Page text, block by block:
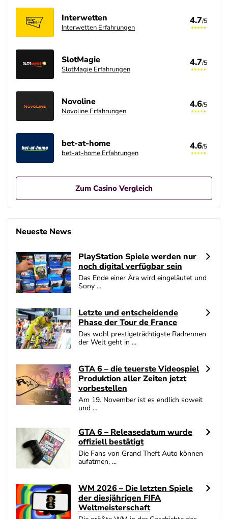
Interwetten
Interwetten Erfahrungen
4.7/5
SlotMagie
SlotMagie Erfahrungen
4.7/5
Novoline
Novoline Erfahrungen
4.6/5
bet-at-home
bet-at-home Erfahrungen
4.6/5
Zum Casino Vergleich
Betano Casino Bonus
400% bis zu 80€
Interwetten Bonus
100% bis zu 100€
AGB gelten
50 Freispiele ohne Einzahlung
AGB gelten
/5
Novoline Bonus
AGB gelten
bet-at-home Bonus
100% bis zu 100€
AGB gelten
Zum Casino Bonus Vergleich
Neueste News
PlayStation Spiele werden nur
noch digital verfügbar sein
Das Ende einer Ära wird eingeläutet und
Sony ...
Letzte und entscheidende
Phase der Tour de France
Das wohl prestigeträchtigste Radrennen
der Welt geht in ...
GTA 6 – die teuerste Videospiel
Produktion aller Zeiten jetzt
vorbestellen
Am 19. November ist es endlich soweit
und ...
GTA 6 – Releasedatum wurde
offiziell bestätigt
Die Fans von Grand Theft Auto können
aufatmen, ...
WM 2026 – Die letzten Spiele
der diesjährigen FIFA
Weltmeisterschaft